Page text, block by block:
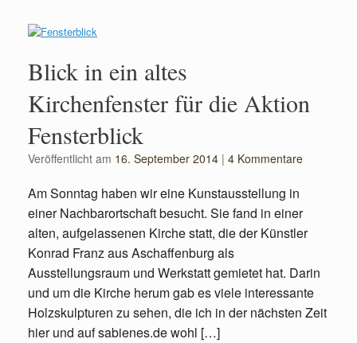
Blick in ein altes
Kirchenfenster für die Aktion
Fensterblick
Veröffentlicht am 16. September 2014 | 4 Kommentare
Am Sonntag haben wir eine Kunstausstellung in
einer Nachbarortschaft besucht. Sie fand in einer
alten, aufgelassenen Kirche statt, die der Künstler
Konrad Franz aus Aschaffenburg als
Ausstellungsraum und Werkstatt gemietet hat. Darin
und um die Kirche herum gab es viele interessante
Holzskulpturen zu sehen, die ich in der nächsten Zeit
hier und auf sabienes.de wohl […]